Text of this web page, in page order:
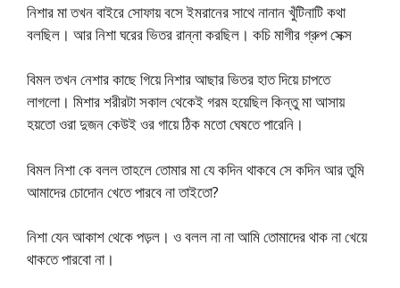
নিশার মা তখন বাইরে সোফায় বসে ইমরানের সাথে নানান খুঁটিনাটি কথা
বলছিল। আর নিশা ঘরের ভিতর রান্না করছিল। কচি মাগীর গ্রুপ সেক্স
বিমল তখন নেশার কাছে গিয়ে নিশার আছার ভিতর হাত দিয়ে চাপতে
লাগলো। মিশার শরীরটা সকাল থেকেই গরম হয়েছিল কিন্তু মা আসায়
হয়তো ওরা দুজন কেউই ওর গায়ে ঠিক মতো ঘেষতে পারেনি।
বিমল নিশা কে বলল তাহলে তোমার মা যে কদিন থাকবে সে কদিন আর তুমি
আমাদের চোদোন খেতে পারবে না তাইতো?
নিশা যেন আকাশ থেকে পড়ল। ও বলল না না আমি তোমাদের থাক না খেয়ে
থাকতে পারবো না।